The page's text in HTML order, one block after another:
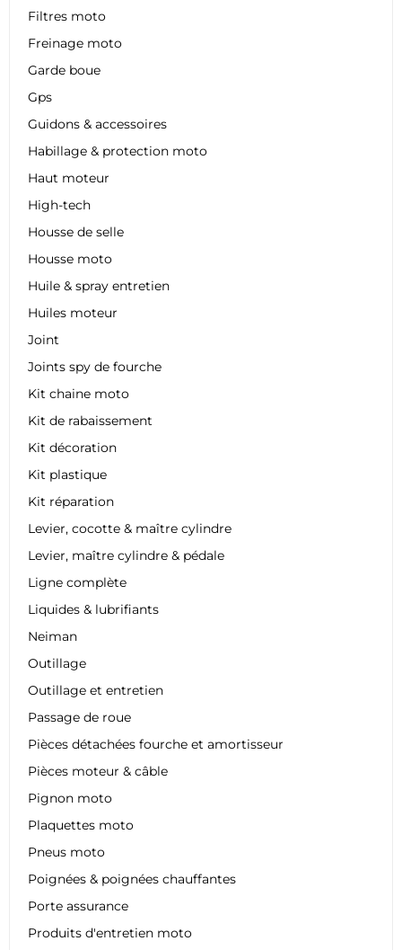
Filtres moto
Freinage moto
Garde boue
Gps
Guidons & accessoires
Habillage & protection moto
Haut moteur
High-tech
Housse de selle
Housse moto
Huile & spray entretien
Huiles moteur
Joint
Joints spy de fourche
Kit chaine moto
Kit de rabaissement
Kit décoration
Kit plastique
Kit réparation
Levier, cocotte & maître cylindre
Levier, maître cylindre & pédale
Ligne complète
Liquides & lubrifiants
Neiman
Outillage
Outillage et entretien
Passage de roue
Pièces détachées fourche et amortisseur
Pièces moteur & câble
Pignon moto
Plaquettes moto
Pneus moto
Poignées & poignées chauffantes
Porte assurance
Produits d'entretien moto